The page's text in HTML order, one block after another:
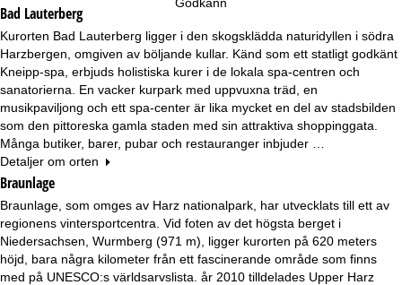
Bad Lauterberg
Kurorten Bad Lauterberg ligger i den skogsklädda naturidyllen i södra
Harzbergen, omgiven av böljande kullar. Känd som ett statligt godkänt
Kneipp-spa, erbjuds holistiska kurer i de lokala spa-centren och
sanatorierna. En vacker kurpark med uppvuxna träd, en
musikpaviljong och ett spa-center är lika mycket en del av stadsbilden
som den pittoreska gamla staden med sin attraktiva shoppinggata.
Många butiker, barer, pubar och restauranger inbjuder …
Detaljer om orten
Braunlage
Braunlage, som omges av Harz nationalpark, har utvecklats till ett av
regionens vintersportcentra. Vid foten av det högsta berget i
Niedersachsen, Wurmberg (971 m), ligger kurorten på 620 meters
höjd, bara några kilometer från ett fascinerande område som finns
med på UNESCO:s världsarvslista. år 2010 tilldelades Upper Harz